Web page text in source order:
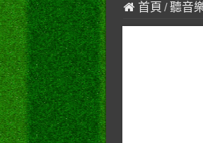
首頁 /聽音